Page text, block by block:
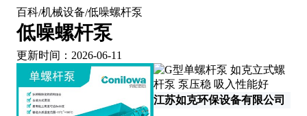
百科/机械设备/低噪螺杆泵
低噪螺杆泵
更新时间：2026-06-11
江苏如克环保设备有限公司